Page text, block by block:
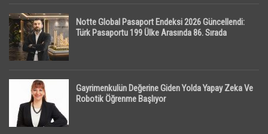
Notte Global Pasaport Endeksi 2026 Güncellendi:
Türk Pasaportu 199 Ülke Arasında 86. Sırada
Gayrimenkulün Değerine Giden Yolda Yapay Zeka Ve
Robotik Öğrenme Başlıyor